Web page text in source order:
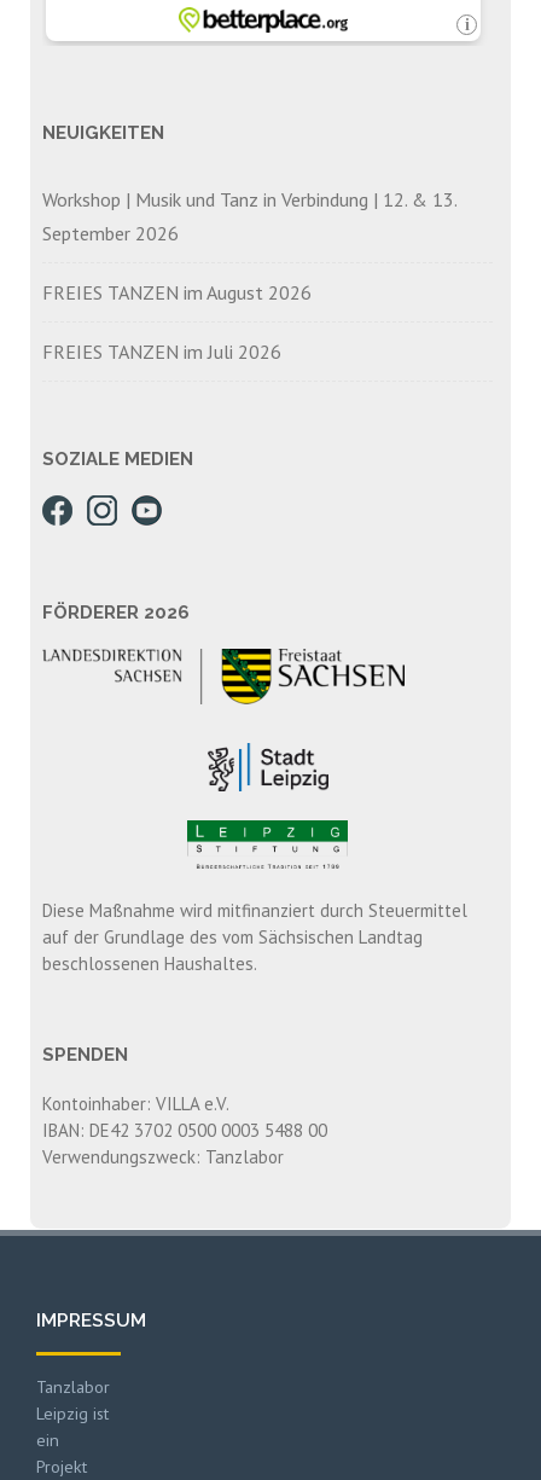
NEUIGKEITEN
Workshop | Musik und Tanz in Verbindung | 12. & 13.
September 2026
FREIES TANZEN im August 2026
FREIES TANZEN im Juli 2026
SOZIALE MEDIEN
FÖRDERER 2026
Diese Maßnahme wird mitfinanziert durch Steuermittel
auf der Grundlage des vom Sächsischen Landtag
beschlossenen Haushaltes.
SPENDEN
Kontoinhaber: VILLA e.V.
IBAN: DE42 3702 0500 0003 5488 00
Verwendungszweck: Tanzlabor
IMPRESSUM
Tanzlabor
Leipzig ist
ein
Projekt